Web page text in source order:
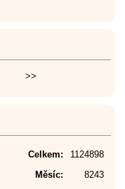
>>
Celkem:
1124898
Měsíc:
8243